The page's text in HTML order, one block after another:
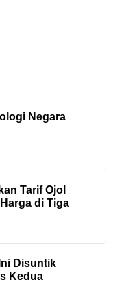
Negara
Tarif Ojol
di Tiga
Disuntik
Kedua